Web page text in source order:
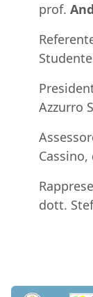
prof.
Azzurro
dott.